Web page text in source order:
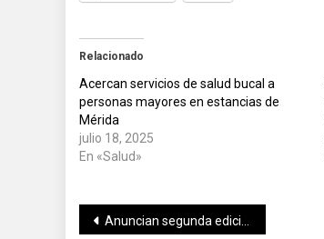
Relacionado
Acercan servicios de salud bucal a
personas mayores en estancias de
Mérida
julio 18, 2025
En «Salud»
Navegación
Anuncian segunda edición del Festival de la Chaya en Tekax